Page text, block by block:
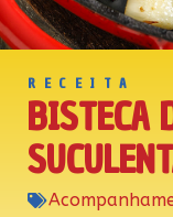
RECEITA
BISTECA